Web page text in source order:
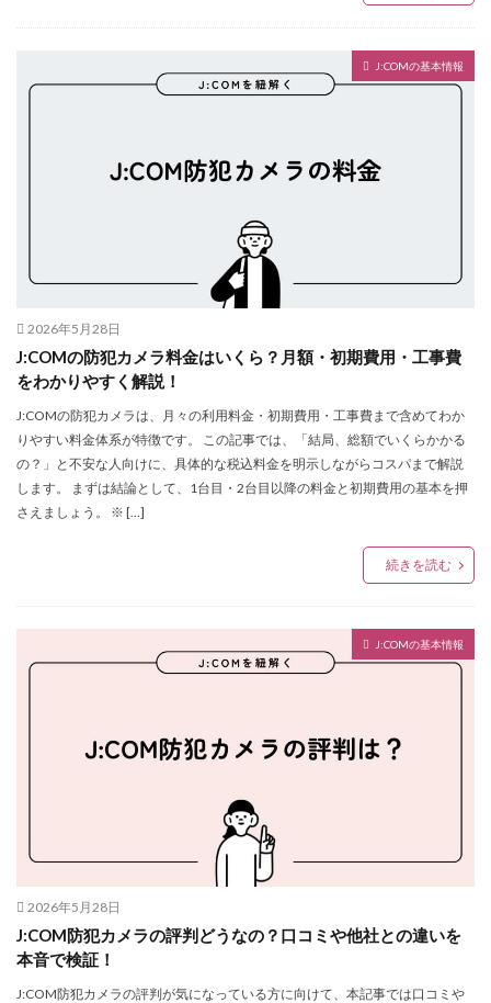
J:COMの基本情報
2026年5月28日
J:COMの防犯カメラ料金はいくら？月額・初期費用・工事費
をわかりやすく解説！
J:COMの防犯カメラは、月々の利用料金・初期費用・工事費まで含めてわか
りやすい料金体系が特徴です。 この記事では、「結局、総額でいくらかかる
の？」と不安な人向けに、具体的な税込料金を明示しながらコスパまで解説
します。 まずは結論として、1台目・2台目以降の料金と初期費用の基本を押
さえましょう。 ※ […]
続きを読む
J:COMの基本情報
2026年5月28日
J:COM防犯カメラの評判どうなの？口コミや他社との違いを
本音で検証！
J:COM防犯カメラの評判が気になっている方に向けて、本記事では口コミや